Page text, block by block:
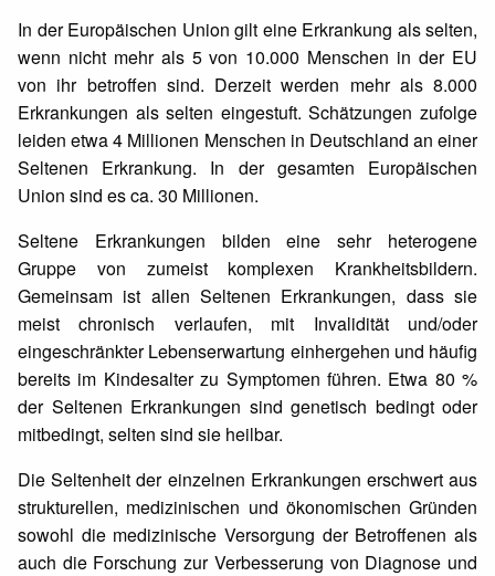
In der Europäischen Union gilt eine Erkrankung als selten,
wenn nicht mehr als 5 von 10.000 Menschen in der EU
von ihr betroffen sind. Derzeit werden mehr als 8.000
Erkrankungen als selten eingestuft. Schätzungen zufolge
leiden etwa 4 Millionen Menschen in Deutschland an einer
Seltenen Erkrankung. In der gesamten Europäischen
Union sind es ca. 30 Millionen.
Seltene Erkrankungen bilden eine sehr heterogene
Gruppe von zumeist komplexen Krankheitsbildern.
Gemeinsam ist allen Seltenen Erkrankungen, dass sie
meist chronisch verlaufen, mit Invalidität und/oder
eingeschränkter Lebenserwartung einhergehen und häufig
bereits im Kindesalter zu Symptomen führen. Etwa 80 %
der Seltenen Erkrankungen sind genetisch bedingt oder
mitbedingt, selten sind sie heilbar.
Die Seltenheit der einzelnen Erkrankungen erschwert aus
strukturellen, medizinischen und ökonomischen Gründen
sowohl die medizinische Versorgung der Betroffenen als
auch die Forschung zur Verbesserung von Diagnose und